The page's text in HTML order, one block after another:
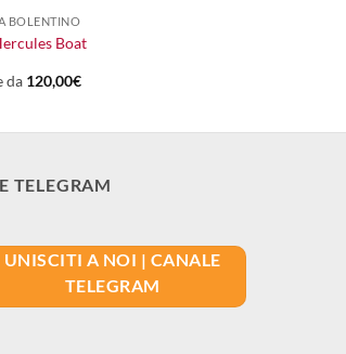
BOLENTINO
Boat
da 120,00€
TELEGRAM
UNISCITI A NOI | CANALE
TELEGRAM